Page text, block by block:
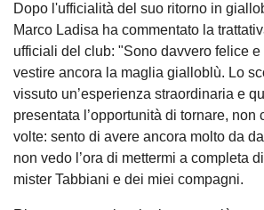
Dopo l'ufficialità del suo ritorno in
Marco Ladisa ha commentato la
ufficiali del club: "Sono davvero felice
vestire ancora la maglia gialloblù. Lo
vissuto un’esperienza straordinaria e
presentata l’opportunità di tornare, non
volte: sento di avere ancora molto da
non vedo l’ora di mettermi a completa
mister Tabbiani e dei miei compagni.